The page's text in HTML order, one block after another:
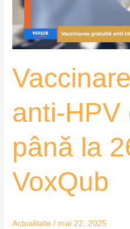
anti-HPV
până la
VoxQub
Actualitate / mai 22, 2025
26
de
–
VoxQub